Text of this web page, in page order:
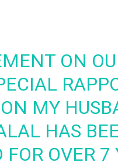
ON
MY
HAS
FOR OVER 7